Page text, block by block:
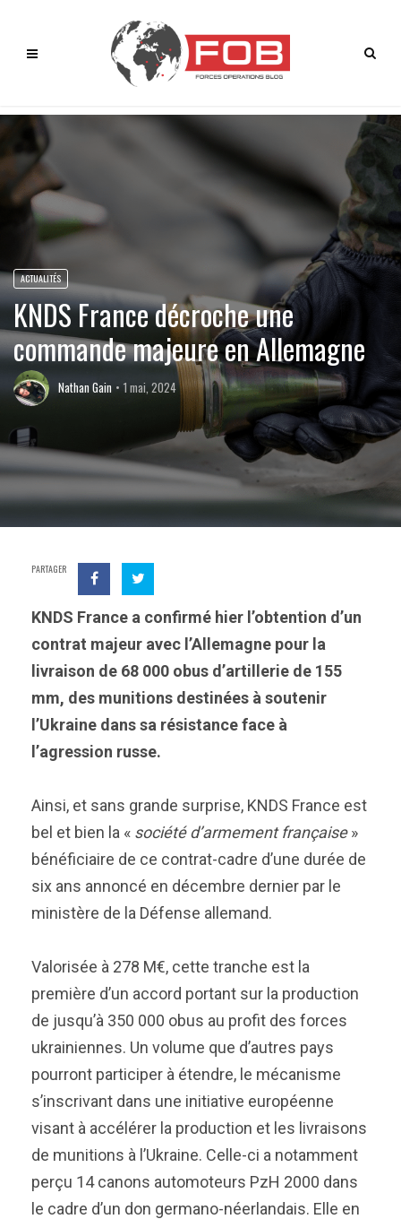
ACTUALITÉS
KNDS France décroche une
commande majeure en Allemagne
Nathan Gain 1 mai, 2024
PARTAGER
KNDS France a confirmé hier l’obtention d’un
contrat majeur avec l’Allemagne pour la
livraison de 68 000 obus d’artillerie de 155
mm, des munitions destinées à soutenir
l’Ukraine dans sa résistance face à
l’agression russe.
Ainsi, et sans grande surprise, KNDS France est
bel et bien la « société d’armement française»
bénéficiaire de ce contrat-cadre d’une durée de
six ans annoncé en décembre dernier par le
ministère de la Défense allemand.
Valorisée à 278 M€, cette tranche est la
première d’un accord portant sur la production
de jusqu’à 350 000 obus au profit des forces
ukrainiennes. Un volume que d’autres pays
pourront participer à étendre, le mécanisme
s’inscrivant dans une initiative européenne
visant à accélérer la production et les livraisons
de munitions à l’Ukraine. Celle-ci a notamment
perçu 14 canons automoteurs PzH 2000 dans
le cadre d’un don germano-néerlandais. Elle en